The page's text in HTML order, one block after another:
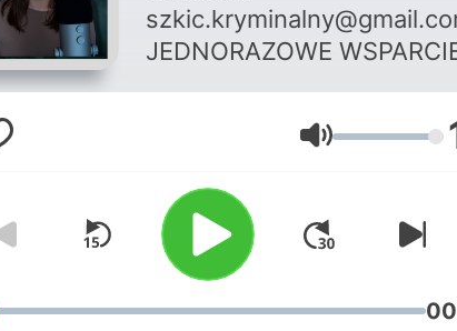
JEDNORAZOWE
https://buycoffee.to/
Lautstärke